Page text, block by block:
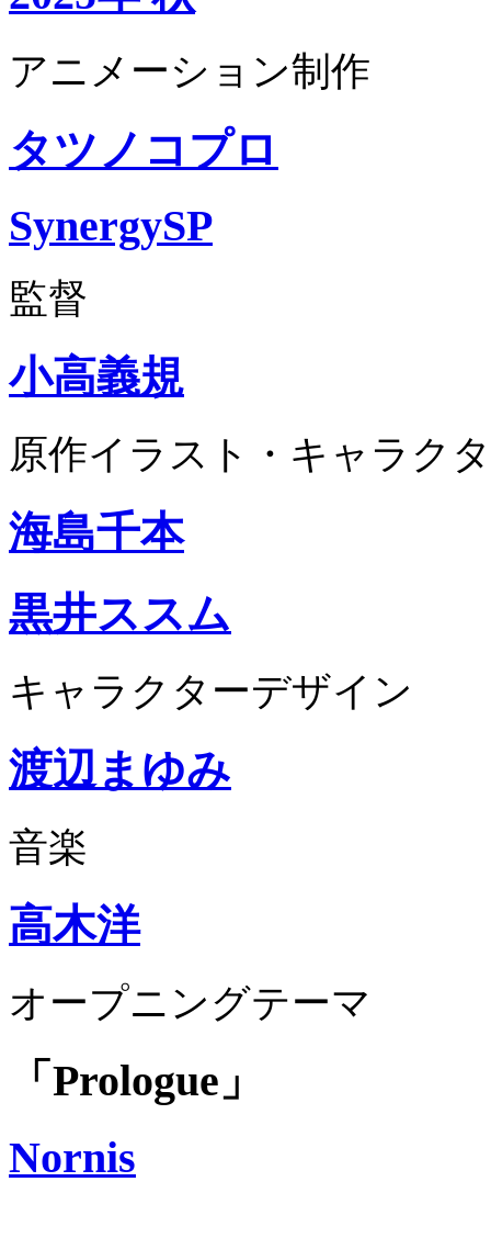
アニメーション制作
タツノコプロ
SynergySP
監督
小高義規
原作イラスト・キャラク
海島千本
黒井ススム
キャラクターデザイン
渡辺まゆみ
音楽
高木洋
オープニングテーマ
「Prologue」
Nornis